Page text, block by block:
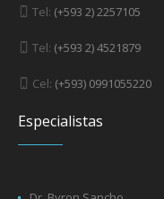
Tel: (+593 2) 2257105
Tel: (+593 2) 4521879
Cel: (+593) 0991055220
Especialistas